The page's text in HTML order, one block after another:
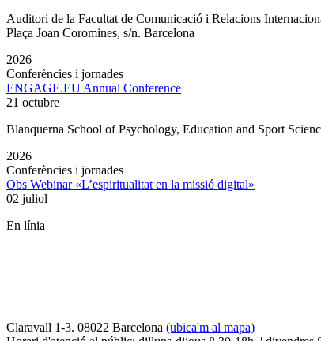
Auditori de la Facultat de Comunicació i Relacions
Plaça Joan Coromines, s/n. Barcelona
2026
Conferències i jornades
ENGAGE.EU Annual Conference
21 octubre
Blanquerna School of Psychology, Education and Sport
2026
Conferències i jornades
Obs Webinar «L’espiritualitat en la missió digital»
02 juliol
En línia
Claravall 1-3. 08022 Barcelona (ubica'm al mapa)